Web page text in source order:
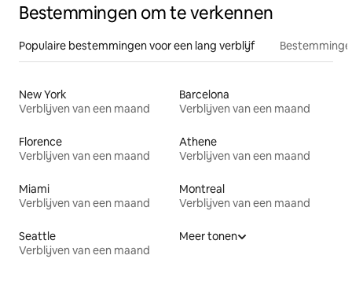
Bestemmingen om te verkennen
Populaire bestemmingen voor een lang verblijf
New York
Verblijven van een maand
Barcelona
Verblijven van een maand
Florence
Verblijven van een maand
Athene
Verblijven van een maand
Miami
Verblijven van een maand
Montreal
Verblijven van een maand
Seattle
Verblijven van een maand
Meer tonen